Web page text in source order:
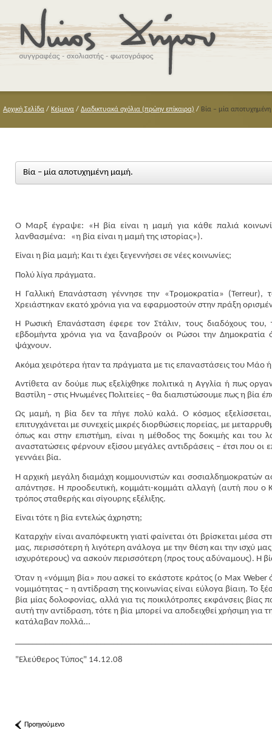
Αρχική Σελίδα / Κείμενα / Διαδικτυακά σχόλια (πρώην επίκαιρα) / Βία – μία
Βία – μία αποτυχημένη μαμή.
O Μαρξ έγραψε: «Η βία είναι η μαμή για κάθε παλιά
λανθασμένα:
«η βία είναι η μαμή της ιστορίας»).
Είναι η βία μαμή; Και τι έχει ξεγεννήσει σε νέες κοινωνίες;
Πολύ λίγα πράγματα.
Η Γαλλική Επανάσταση γέννησε την «Τρομοκρατία»
Χρειάστηκαν εκατό χρόνια για να εφαρμοστούν στην πράξη
Η Ρωσική Επανάσταση έφερε τον Στάλιν, τους διαδόχους
εβδομήντα χρόνια για να ξαναβρούν οι Ρώσοι την
ψάχνουν.
Ακόμα χειρότερα ήταν τα πράγματα με τις επαναστάσεις του Μάο
Αντίθετα αν δούμε πως εξελίχθηκε πολιτικά η Αγγλία ή πως
Βαστίλη – στις Ηνωμένες Πολιτείες – θα διαπιστώσουμε πως η βία
Ως μαμή, η βία δεν τα πήγε πολύ καλά. Ο κόσμος
επιτυγχάνεται με συνεχείς μικρές διορθώσεις πορείας, με
όπως και στην επιστήμη, είναι η μέθοδος της δοκιμής και
αναστατώσεις φέρνουν εξίσου μεγάλες αντιδράσεις – έτσι που
γεννάει βία.
Η αρχική μεγάλη διαμάχη κομμουνιστών και
απάντησε. Η προοδευτική, κομμάτι-κομμάτι αλλαγή (αυτή που ο
τρόπος σταθερής και σίγουρης εξέλιξης.
Είναι τότε η βία εντελώς άχρηστη;
Καταρχήν είναι αναπόφευκτη γιατί φαίνεται ότι βρίσκεται
μας, περισσότερη ή λιγότερη ανάλογα με την θέση και την ισχύ
ισχυρότερους) να ασκούν περισσότερη (προς τους αδύναμους). Η
Όταν η «νόμιμη βία» που ασκεί το εκάστοτε κράτος (o Max Weber
νομιμότητας – η αντίδραση της κοινωνίας είναι εύλογα βίαιη. Το
βία μίας δολοφονίας, αλλά για τις ποικιλότροπες εκφάνσεις
αυτή την αντίδραση, τότε η βία μπορεί να αποδειχθεί χρήσιμη για
κατάλαβαν πολλά…
"Ελεύθερος Τύπος" 14.12.08
Προηγούμενο